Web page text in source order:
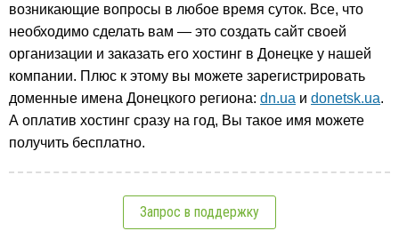
возникающие вопросы в любое время суток. Все, что
необходимо сделать вам — это создать сайт своей
организации и заказать его хостинг в Донецке у нашей
компании. Плюс к этому вы можете зарегистрировать
доменные имена Донецкого региона: dn.ua и donetsk.ua.
А оплатив хостинг сразу на год, Вы такое имя можете
получить бесплатно.
Запрос в поддержку